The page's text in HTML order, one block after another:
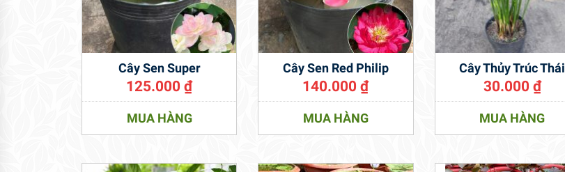
Cây Sen Super
125.000₫
MUA HÀNG
Cây Sen Red Philip
140.000₫
MUA HÀNG
Cây Thủy Trúc Thái
30.000 ₫
MUA HÀNG